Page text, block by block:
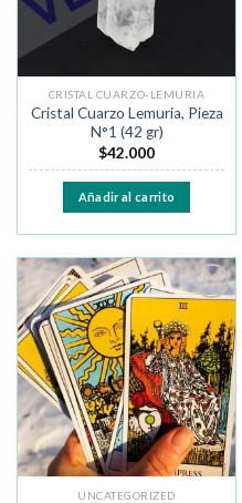
CRISTAL CUARZO-LEMURIA
Cristal Cuarzo Lemuria, Pieza
N°1 (42 gr)
$42.000
Añadir al carrito
Añadir
a la
lista de
deseos
UNCATEGORIZED